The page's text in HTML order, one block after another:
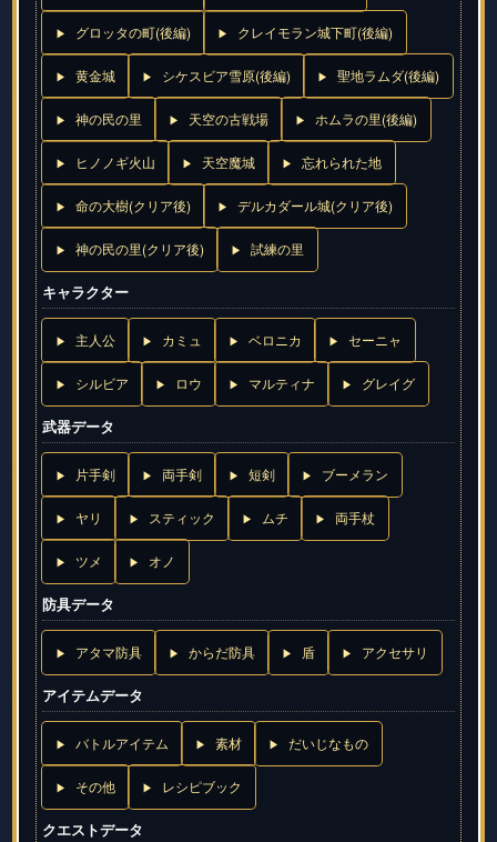
グロッタの町(後編) クレイモラン城下町(後編)
黄金城 シケスビア雪原(後編) 聖地ラムダ(後編)
神の民の里 天空の古戦場 ホムラの里(後編)
ヒノノギ火山 天空魔城 忘れられた地
命の大樹(クリア後) デルカダール城(クリア後)
神の民の里(クリア後) 試練の里
キャラクター
主人公 カミュ ベロニカ セーニャ
シルビア ロウ マルティナ グレイグ
武器データ
片手剣 両手剣 短剣 ブーメラン
ヤリ スティック ムチ 両手杖
ツメ オノ
防具データ
アタマ防具 からだ防具 盾 アクセサリ
アイテムデータ
バトルアイテム 素材 だいじなもの
その他 レシピブック
クエストデータ